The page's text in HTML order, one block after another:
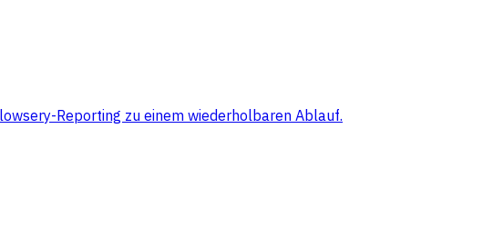
Reporting zu einem wiederholbaren Ablauf.